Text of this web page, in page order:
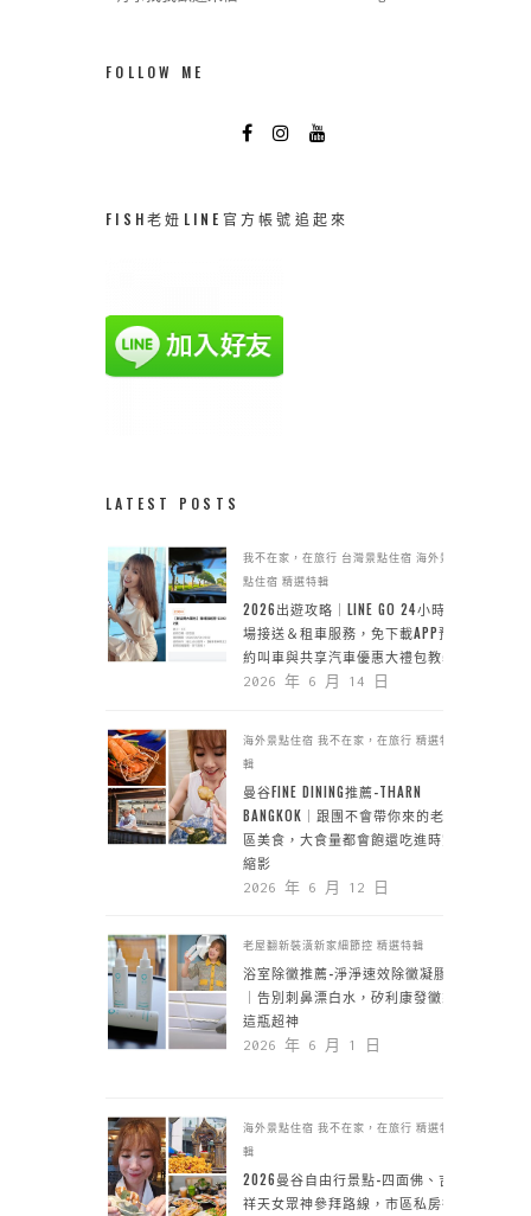
FOLLOW ME
FISH老妞LINE官方帳號追起來
LATEST POSTS
我不在家，在旅行 台灣景點住宿 海外景
點住宿 精選特輯
2026出遊攻略｜LINE GO 24小時機
場接送＆租車服務，免下載APP預
約叫車與共享汽車優惠大禮包教學
2026 年 6 月 14 日
海外景點住宿 我不在家，在旅行 精選特
輯
曼谷FINE DINING推薦-THARN
BANGKOK｜跟團不會帶你來的老城
區美食，大食量都會飽還吃進時空
縮影
2026 年 6 月 12 日
老屋翻新裝潢新家細節控 精選特輯
浴室除黴推薦-淨淨速效除黴凝膠
｜告別刺鼻漂白水，矽利康發黴靠
這瓶超神
2026 年 6 月 1 日
海外景點住宿 我不在家，在旅行 精選特
輯
2026曼谷自由行景點-四面佛、吉
祥天女眾神參拜路線，市區私房行